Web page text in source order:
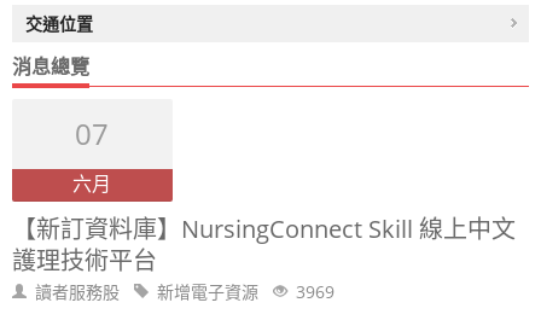
交通位置
消息總覽
07
六月
【新訂資料庫】NursingConnect Skill 線上中文
護理技術平台
讀者服務股 新增電子資源
3969